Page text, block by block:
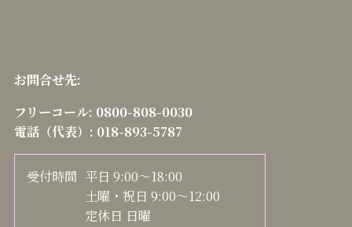
お問合せ先:
フリーコール: 0800-808-0030
電話（代表）: 018-893-5787
受付時間 平日 9:00～18:00
土曜・祝日 9:00～12:00
定休日 日曜